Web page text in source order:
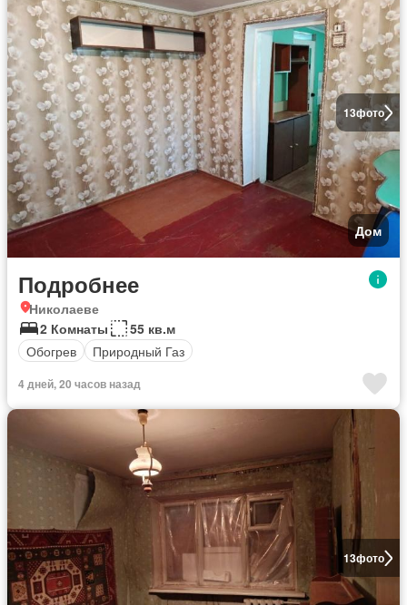
13фото
Дом
Подробнее
Николаеве
2 Комнаты
55 кв.м
Обогрев
Природный Газ
4 дней, 20 часов назад
13фото